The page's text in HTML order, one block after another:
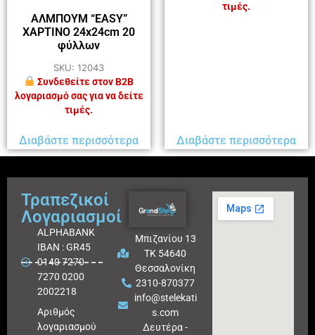
ΑΛΜΠΟΥΜ “EASY”
ΧΑΡΤΙΝΟ 24x24cm 20
φύλλων
SKU: 12043
Συνδεθείτε στον B2B
λογαριασμό σας για να δείτε
τιμές.
Διαβάστε περισσότερα
τιμές.
Διαβάστε περισσότερα
Τραπεζικοί
Λογαριασμοί
ALPHABANK
IBAN : GR45
0140 7270
7270 0200
2002218
Aριθμός
λογαριασμού
Μπιζανίου 13
ΤΚ 54640
Θεσσαλονίκη
2310-870377
info@stelekati
s.com
Δευτέρα -